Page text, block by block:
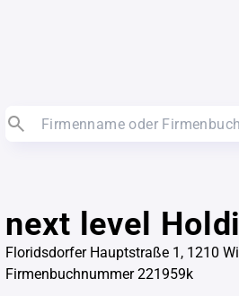
next level
Floridsdorfer Hauptstraße 1, 1210
Firmenbuchnummer 221959k